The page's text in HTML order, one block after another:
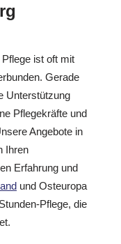
ist oft mit
Gerade
Unterstützung
Pflegekräfte und
Angebote in
Ihren
Erfahrung und
und Osteuropa
Pflege, die